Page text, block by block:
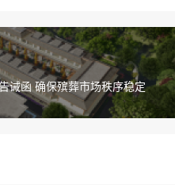
诫函 确保殡葬市场秩序稳定